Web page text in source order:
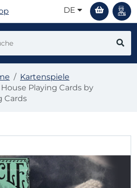
DE
Kartenspiele
Playing Cards by
Cards